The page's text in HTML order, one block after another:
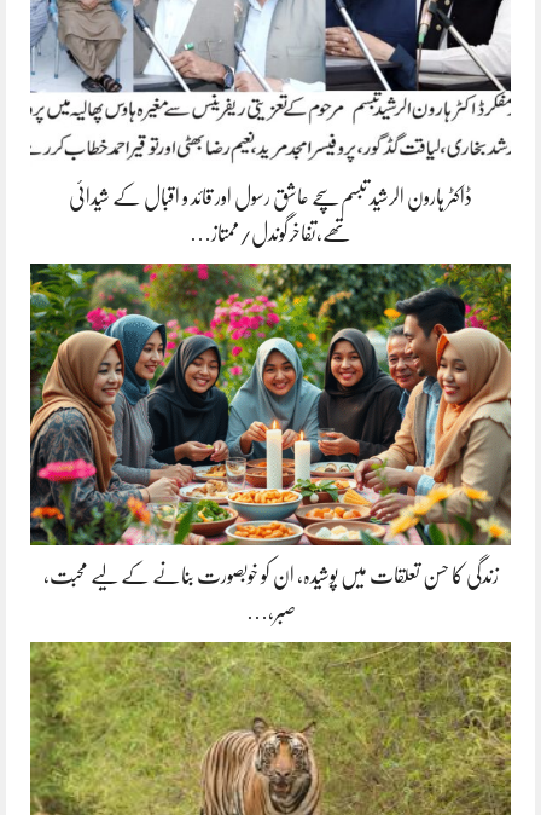
ڈاکٹر ہارون الرشید تبسم سچے عاشق رسول اور قائد و اقبال کے شیدائی
تھے،تفاخرگوندل/ممتاز…
زندگی کا حسن تعلقات میں پوشیدہ, ان کو خوبصورت بنانے کے لیے محبت،
صبر،…